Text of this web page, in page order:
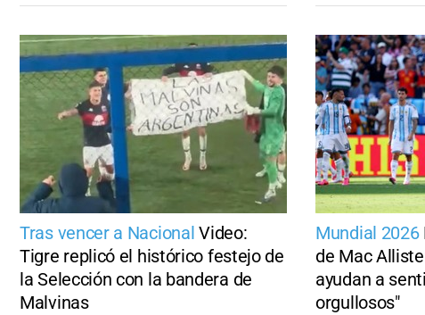
Tras vencer a Nacional Video:
Tigre replicó el histórico festejo de
la Selección con la bandera de
Malvinas
Mundial 2026
de Mac
ayudan a
orgullosos"